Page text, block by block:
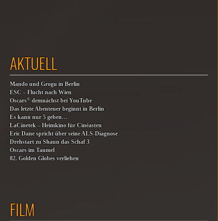
AKTUELL
Mando und Grogu in Berlin
ESC – Flucht nach Wien
Oscars® demnächst bei YouTube
Das letzte Abenteuer beginnt in Berlin
Es kann nur 5 geben…
LaCinetek – Heimkino für Cinéasten
Eric Dane spricht über seine ALS-Diagnose
Drehstart zu Shaun das Schaf 3
Oscars im Taumel
82. Golden Globes verliehen
FILM